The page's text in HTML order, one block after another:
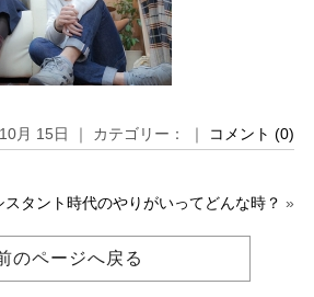
月 15日 ｜ カテゴリー： ｜ コメント (0)
スタント時代のやりがいってどんな時？ »
のページへ戻る